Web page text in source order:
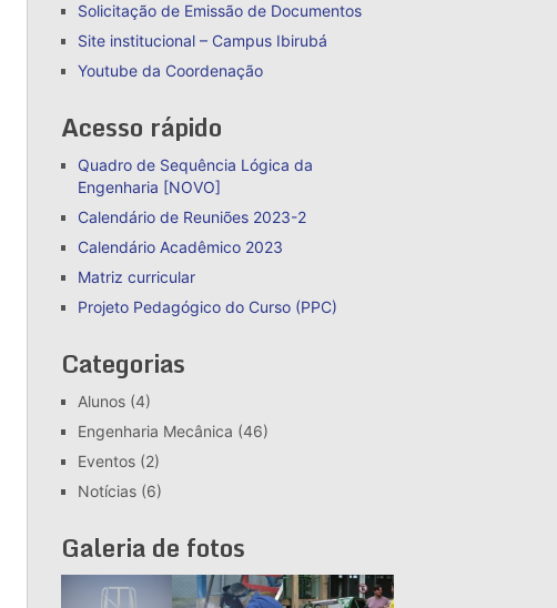
Solicitação de Emissão de Documentos
Site institucional – Campus Ibirubá
Youtube da Coordenação
Acesso rápido
Quadro de Sequência Lógica da
Engenharia [NOVO]
Calendário de Reuniões 2023-2
Calendário Acadêmico 2023
Matriz curricular
Projeto Pedagógico do Curso (PPC)
Categorias
Alunos (4)
Engenharia Mecânica (46)
Eventos (2)
Notícias (6)
Galeria de fotos